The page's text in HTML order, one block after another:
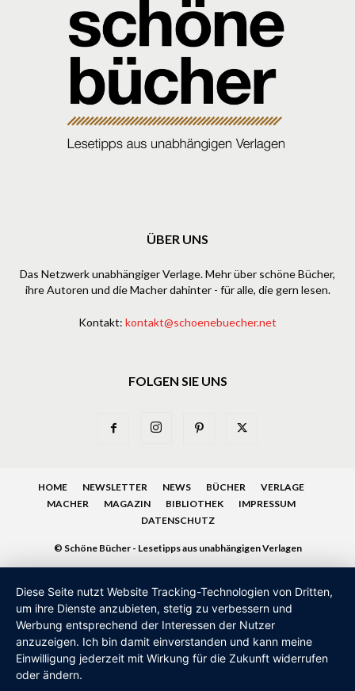
ÜBER UNS
Das Netzwerk unabhängiger Verlage. Mehr über schöne Bücher,
ihre Autoren und die Macher dahinter - für alle, die gern lesen.
Kontakt: kontakt@schoenebuecher.net
FOLGEN SIE UNS
HOME NEWSLETTER NEWS BÜCHER
VERLAGE
MACHER
MAGAZIN BIBLIOTHEK
IMPRESSUM
DATENSCHUTZ
© Schöne Bücher - Lesetipps aus unabhängigen Verlagen
Diese Seite nutzt Website Tracking-Technologien von Dritten,
um ihre Dienste anzubieten, stetig zu verbessern und
Werbung entsprechend der Interessen der Nutzer
anzuzeigen. Ich bin damit einverstanden und kann meine
Einwilligung jederzeit mit Wirkung für die Zukunft widerrufen
oder ändern.